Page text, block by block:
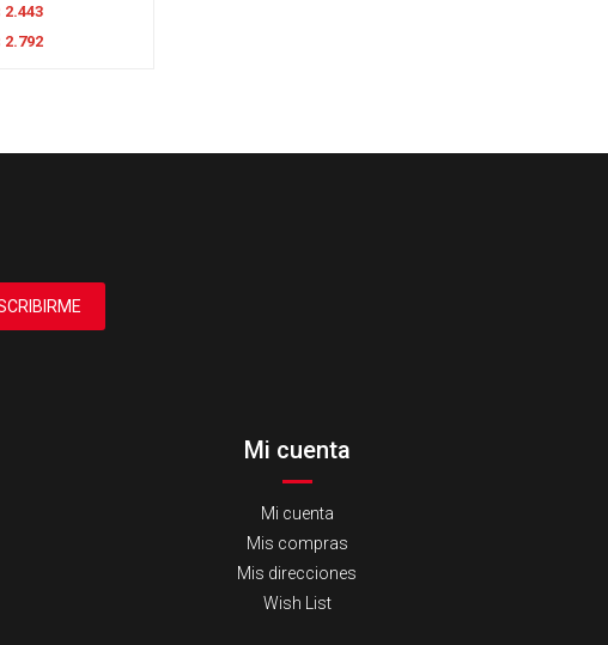
2.443
2.792
Mi cuenta
Mi cuenta
Mis compras
Mis direcciones
Wish List